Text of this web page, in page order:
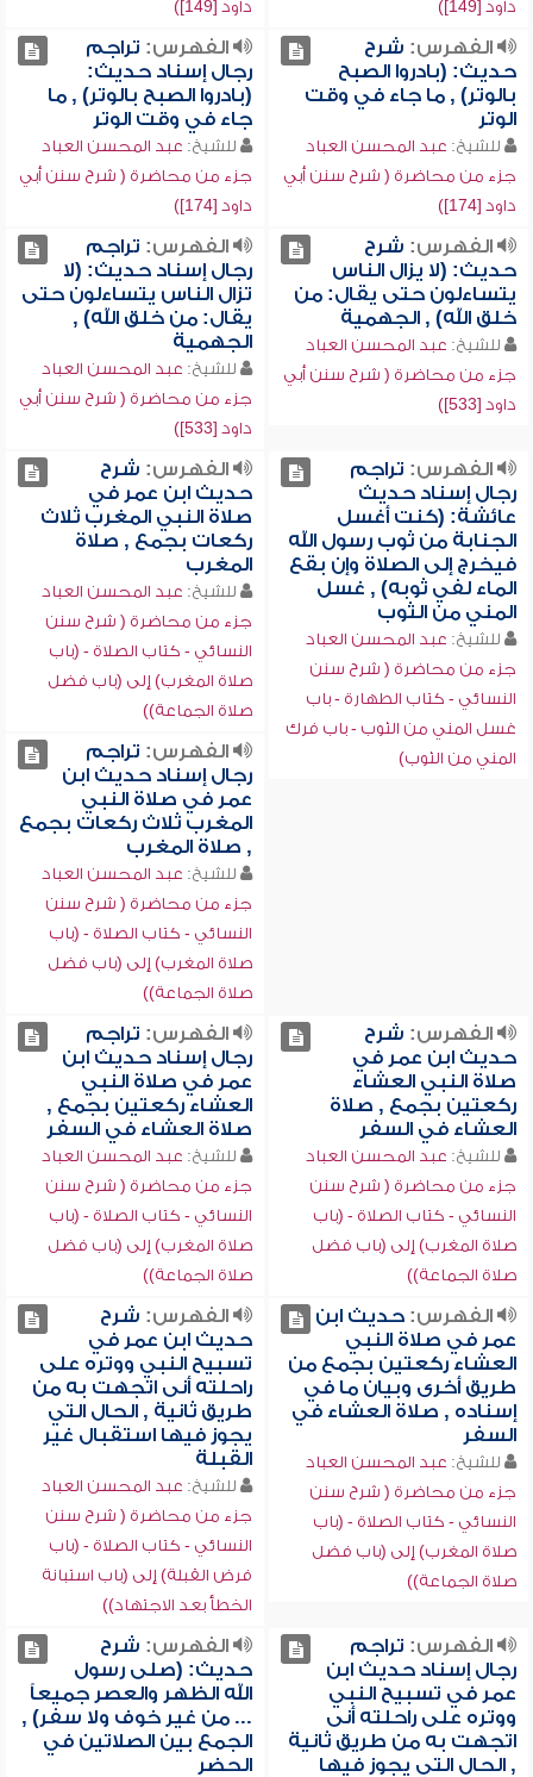
داود [149])
داود [149])
الفهرس: شرح
حديث: (بادروا الصبح
بالوتر) , ما جاء في وقت
الوتر
للشيخ: عبد المحسن العباد
جزء من محاضرة ( شرح سنن أبي
داود [174])
الفهرس: تراجم
رجال إسناد حديث:
(بادروا الصبح بالوتر) , ما
جاء في وقت الوتر
للشيخ: عبد المحسن العباد
جزء من محاضرة ( شرح سنن أبي
داود [174])
الفهرس: شرح
حديث: (لا يزال الناس
يتساءلون حتى يقال: من
خلق الله) , الجهمية
للشيخ: عبد المحسن العباد
جزء من محاضرة ( شرح سنن أبي
داود [533])
الفهرس: تراجم
رجال إسناد حديث: (لا
تزال الناس يتساءلون حتى
يقال: من خلق الله) ,
الجهمية
للشيخ: عبد المحسن العباد
جزء من محاضرة ( شرح سنن أبي
داود [533])
الفهرس: تراجم
رجال إسناد حديث
عائشة: (كنت أغسل
الجنابة من ثوب رسول الله
فيخرج إلى الصلاة وإن بقع
الماء لفي ثوبه) , غسل
المني من الثوب
للشيخ: عبد المحسن العباد
جزء من محاضرة ( شرح سنن
النسائي - كتاب الطهارة - باب
غسل المني من الثوب - باب فرك
المني من الثوب)
الفهرس: شرح
حديث ابن عمر في
صلاة النبي المغرب ثلاث
ركعات بجمع , صلاة
المغرب
للشيخ: عبد المحسن العباد
جزء من محاضرة ( شرح سنن
النسائي - كتاب الصلاة - (باب
صلاة المغرب) إلى (باب فضل
صلاة الجماعة))
الفهرس: تراجم
رجال إسناد حديث ابن
عمر في صلاة النبي
المغرب ثلاث ركعات بجمع
, صلاة المغرب
للشيخ: عبد المحسن العباد
جزء من محاضرة ( شرح سنن
النسائي - كتاب الصلاة - (باب
صلاة المغرب) إلى (باب فضل
صلاة الجماعة))
الفهرس: شرح
حديث ابن عمر في
صلاة النبي العشاء
ركعتين بجمع , صلاة
العشاء في السفر
للشيخ: عبد المحسن العباد
جزء من محاضرة ( شرح سنن
النسائي - كتاب الصلاة - (باب
صلاة المغرب) إلى (باب فضل
صلاة الجماعة))
الفهرس: تراجم
رجال إسناد حديث ابن
عمر في صلاة النبي
العشاء ركعتين بجمع ,
صلاة العشاء في السفر
للشيخ: عبد المحسن العباد
جزء من محاضرة ( شرح سنن
النسائي - كتاب الصلاة - (باب
صلاة المغرب) إلى (باب فضل
صلاة الجماعة))
الفهرس:حديث ابن
عمر في صلاة النبي
العشاء ركعتين بجمع من
طريق أخرى وبيان ما في
إسناده , صلاة العشاء في
السفر
للشيخ: عبد المحسن العباد
جزء من محاضرة ( شرح سنن
النسائي - كتاب الصلاة - (باب
صلاة المغرب) إلى (باب فضل
صلاة الجماعة))
الفهرس: شرح
حديث ابن عمر في
تسبيح النبي ووتره على
راحلته أنى اتجهت به من
طريق ثانية , الحال التي
يجوز فيها استقبال غير
القبلة
للشيخ: عبد المحسن العباد
جزء من محاضرة ( شرح سنن
النسائي - كتاب الصلاة - (باب
فرض القبلة) إلى (باب استبانة
الخطأ بعد الاجتهاد))
الفهرس: تراجم
رجال إسناد حديث ابن
عمر في تسبيح النبي
ووتره على راحلته أنى
اتجهت به من طريق ثانية
, الحال التي يجوز فيها
الفهرس: شرح
حديث: (صلى رسول
الله الظهر والعصر جميعاً
... من غير خوف ولا سفر) ,
الجمع بين الصلاتين في
الحضر